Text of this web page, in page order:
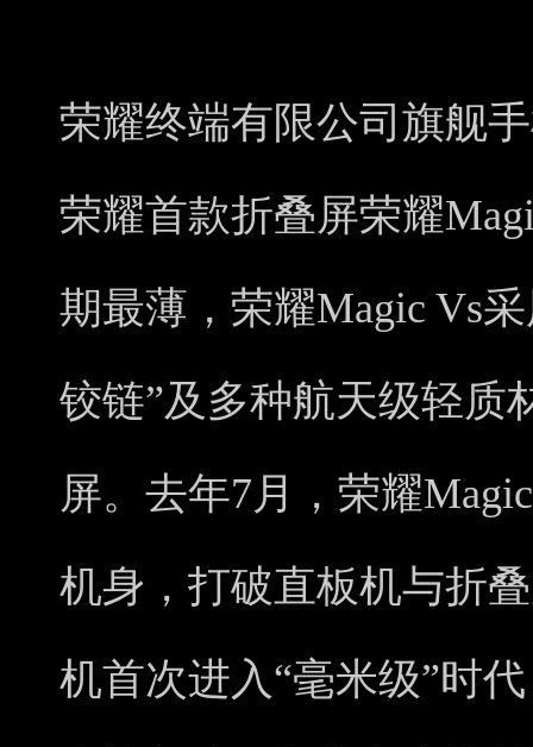
荣耀终端有限公司旗舰
荣耀首款折叠屏荣耀
期最薄，荣耀Magic Vs
铰链”及多种航天级轻质
屏。去年7月，荣耀
机身，打破直板机与折
机首次进入“毫米级”时